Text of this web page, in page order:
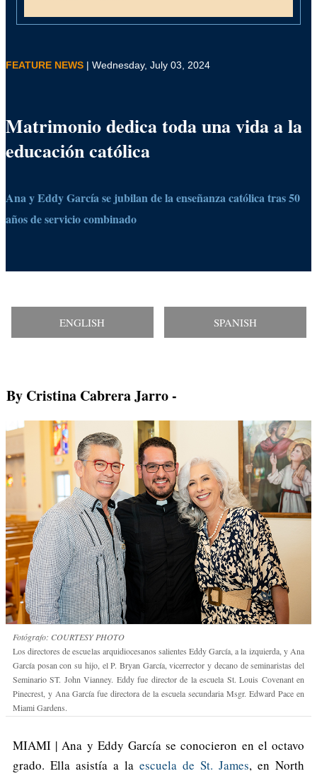
FEATURE NEWS | Wednesday, July 03, 2024
Matrimonio dedica toda una vida a la
educación católica
Ana y Eddy García se jubilan de la enseñanza católica tras 50
años de servicio combinado
ENGLISH SPANISH
By Cristina Cabrera Jarro-
Fotógrafo: COURTESY PHOTO
Los directores de escuelas arquidiocesanos salientes Eddy García, a la izquierda, y Ana
García posan con su hijo, el P. Bryan García, vicerrector y decano de seminaristas del
Seminario ST. John Vianney. Eddy fue director de la escuela St. Louis Covenant en
Pinecrest, y Ana García fue directora de la escuela secundaria Msgr. Edward Pace en
Miami Gardens.
MIAMI | Ana y Eddy García se conocieron en el octavo
grado. Ella asistía a la escuela de St. James, en North